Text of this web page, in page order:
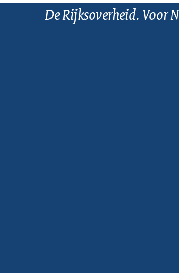
De Rijksoverheid. Voor